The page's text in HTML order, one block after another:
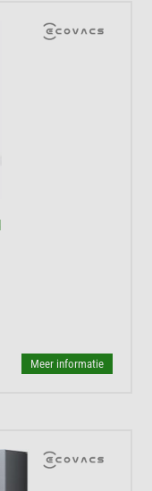
Meer informatie